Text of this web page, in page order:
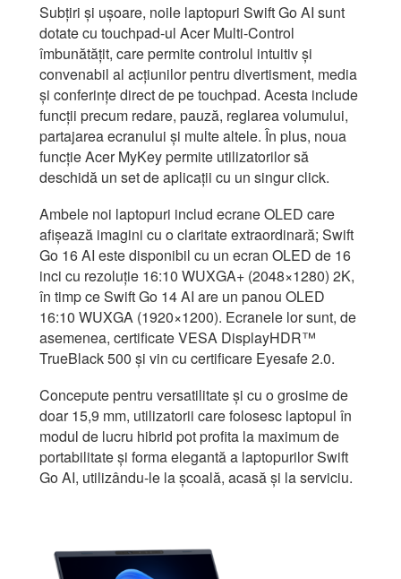
Subțiri și ușoare, noile laptopuri Swift Go AI sunt
dotate cu touchpad-ul Acer Multi-Control
îmbunătățit, care permite controlul intuitiv și
convenabil al acțiunilor pentru divertisment, media
și conferințe direct de pe touchpad. Acesta include
funcții precum redare, pauză, reglarea volumului,
partajarea ecranului și multe altele. În plus, noua
funcție Acer MyKey permite utilizatorilor să
deschidă un set de aplicații cu un singur click.
Ambele noi laptopuri includ ecrane OLED care
afișează imagini cu o claritate extraordinară; Swift
Go 16 AI este disponibil cu un ecran OLED de 16
inci cu rezoluție 16:10 WUXGA+ (2048×1280) 2K,
în timp ce Swift Go 14 AI are un panou OLED
16:10 WUXGA (1920×1200). Ecranele lor sunt, de
asemenea, certificate VESA DisplayHDR™
TrueBlack 500 și vin cu certificare Eyesafe 2.0.
Concepute pentru versatilitate și cu o grosime de
doar 15,9 mm, utilizatorii care folosesc laptopul în
modul de lucru hibrid pot profita la maximum de
portabilitate și forma elegantă a laptopurilor Swift
Go AI, utilizându-le la școală, acasă și la serviciu.